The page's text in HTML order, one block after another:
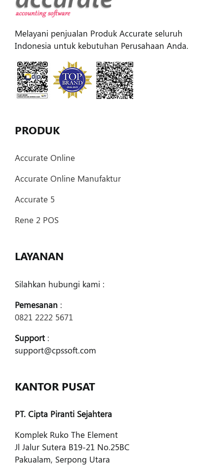
Melayani penjualan Produk Accurate seluruh
Indonesia untuk kebutuhan Perusahaan Anda.
PRODUK
Accurate Online
Accurate Online Manufaktur
Accurate 5
Rene 2 POS
LAYANAN
Silahkan hubungi kami :
Pemesanan:
0821 2222 5671
Support:
support@cpssoft.com
KANTOR PUSAT
PT. Cipta Piranti Sejahtera
Komplek Ruko The Element
Jl Jalur Sutera B19-21 No.25BC
Pakualam, Serpong Utara